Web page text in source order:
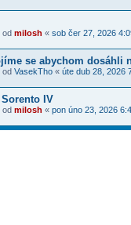
od milosh « sob čer 27, 2026
se abychom dosáhli
od VasekTho « úte dub 28, 2026
IV
od milosh « pon úno 23, 2026